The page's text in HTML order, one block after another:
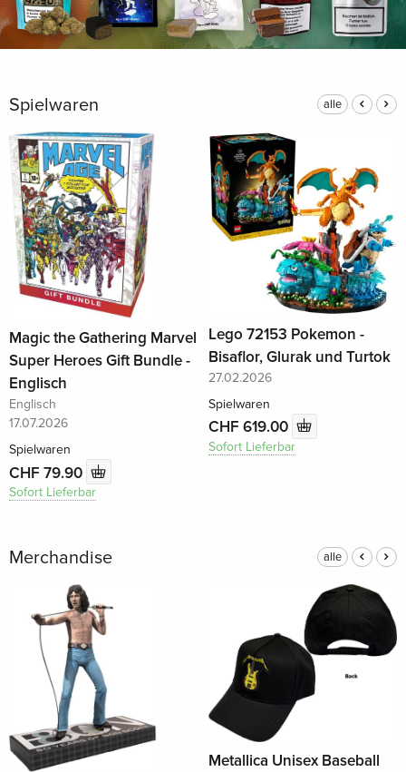
Spielwaren alle
Magic the Gathering Marvel
Super Heroes Gift Bundle -
Englisch
Englisch
17.07.2026
Spielwaren
CHF 79.90
Sofort Lieferbar
Lego 72153 Pokemon -
Bisaflor, Glurak und Turtok
27.02.2026
Spielwaren
CHF 619.00
Sofort Lieferbar
Merchandise alle
Metallica Unisex Baseball